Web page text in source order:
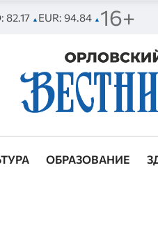
82.17 ▲ EUR: 94.84 ▲ 16+
ОБРАЗОВАНИЕ